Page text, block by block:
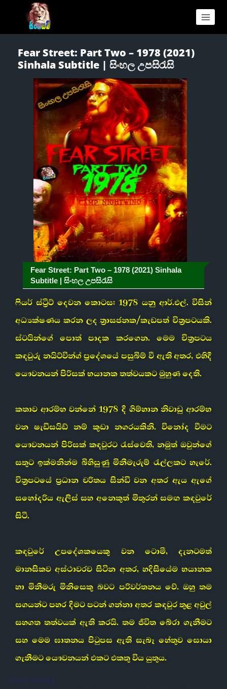
Fear Street: Part Two – 1978 (2021)
Sinhala Subtitle | සිංහල උපසිරැසි
Fear Street: Part Two – 1978 (2021) Sinhala
Subtitle | සිංහල උපසිරැසි
ෆියර් ස්ට්‍රීට් දෙවන කොටස: 1978 යනු ආර්.එල්. විසින්
අධ්‍යක්ෂණය කරන ලද ත්‍රාසජනක/කැඩපත් චිත්‍රපටයකි.
ස්ටයින්ගේ පොත් පාදක කරගෙන. මෙම චිත්‍රපටය
කඳවුරු නයිට්වින්ග් ප්‍රදේශයේ පසුබිම් වී ඇති අතර, එහිදී
යෞවනයන් පිරිසක් භයානක තත්වයකට මුහුණ දෙති.
කතාව ආරම්භ වන්නේ 1978 දී ගිම්හාන නිවාඩු ආරම්භ
වන ෂැඩිසයිඩ් නම් කුඩා නගරයකිනි. විනෝද වීමට
යෞවනයන් පිරිසක් කඳවුරට රැස්වෙති, නමුත් ඔවුන්ගේ
සතුට ඉක්මනින්ම බිහිසුණු මිනීමැරුම් රැල්ලකට හැරේ.
චිත්‍රපටයේ ප්‍රධාන චරිතය සින්ඩි වන අතර ඇය ඇගේ
සහෝදරිය ඇලිස් සහ අනෙකුත් මිතුරන් සමඟ කඳවුරේ
සිටී.
කඳවුරේ උපදේශකයෙකු වන ටොමී, දැනටමත්
මානසිකව අස්ථාවරව සිටින අතර, හදිසියේම භයානක
හා මිනීමරු මිනිසෙකු බවට පරිවර්තනය වේ. ඔහු තම
සගයන්ට පහර දීමට පටන් ගන්නා අතර කඳවුර තුළ අවුල්
සහගත තත්වයක් ඇති කරයි. තම ජීවිත බේරා ගැනීමට
සහ මෙම ඝාතනය පිටුපස ඇති සැබෑ හේතුව සොයා
ගැනීමට යෞවනයන් එකට එකතු විය යුතුය.
[post-views]